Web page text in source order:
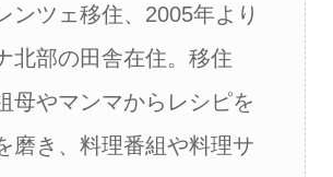
ンツェ移住、2005年より
北部の田舎在住。移住
母やマンマからレシピを
磨き、料理番組や料理サ